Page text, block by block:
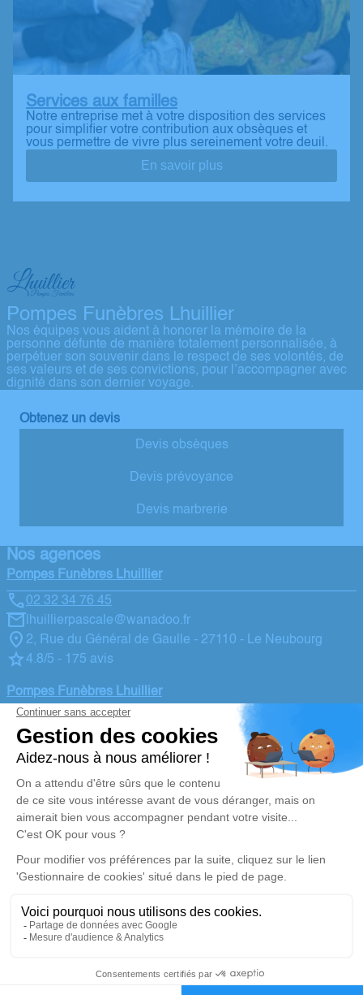
Services aux familles
Notre entreprise met à votre disposition des services
pour simplifier votre contribution aux obsèques et
vous permettre de vivre plus sereinement votre deuil.
En savoir plus
Pompes Funèbres Lhuillier
Nos équipes vous aident à honorer la mémoire de la
personne défunte de manière totalement personnalisée, à
perpétuer son souvenir dans le respect de ses volontés, de
ses valeurs et de ses convictions, pour l’accompagner avec
dignité dans son dernier voyage.
Obtenez un devis
Devis obsèques
Devis prévoyance
Devis marbrerie
Nos agences
Pompes Funèbres Lhuillier
02 32 34 76 45
lhuillierpascale@wanadoo.fr
2, Rue du Général de Gaulle - 27110 - Le Neubourg
4.8/5 - 175 avis
Pompes Funèbres Lhuillier
02 32 45 22 06
lhuilliergalichet@wanadoo.fr
40, Rue Saint Nicolas - 27170 - Beaumont le Roger
4.9/5 - 44 avis
Nos Services
Organiser des Obsèques
Monuments funéraires
Services aux familles
Liens utiles
Avis de décès
agence
Mentions légales
Politique de traitement des données personnelles
Gestionnaire de cookies